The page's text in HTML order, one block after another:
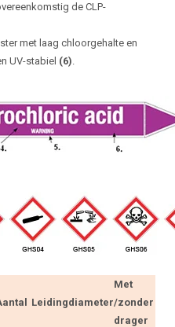
de CLP-
met laag chloorgehalte en
UV-stabiel (6).
Leidingdiameter
Met
/zonder
drager